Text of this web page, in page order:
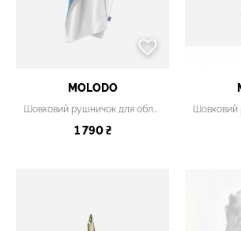
MOLODO
Шовковий рушничок для обличчя
1 790 ₴